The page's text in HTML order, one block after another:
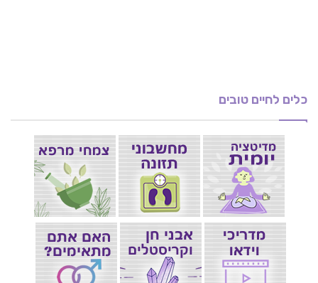
כלים לחיים טובים